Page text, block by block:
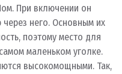
При включении он
него. Основным их
поэтому место для
маленьком уголке.
высокомощными. Так,